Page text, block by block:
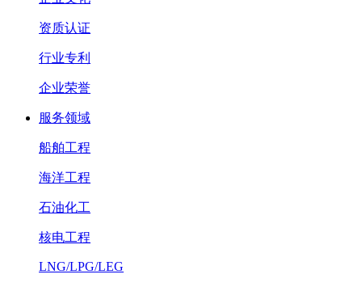
资质认证
行业专利
企业荣誉
服务领域
船舶工程
海洋工程
石油化工
核电工程
LNG/LPG/LEG